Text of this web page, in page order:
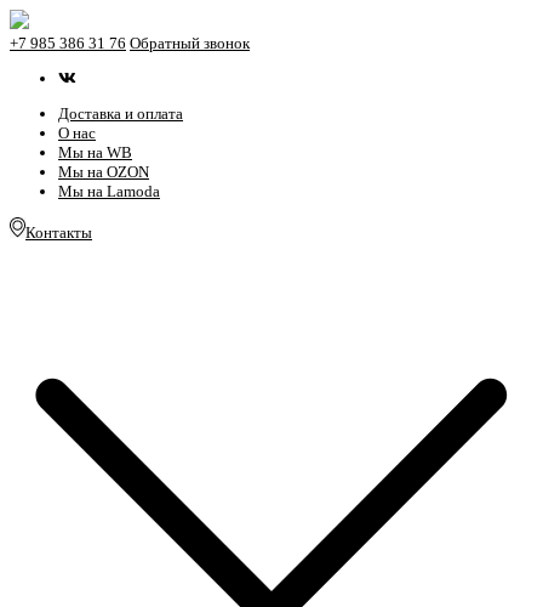
+7 985 386 31 76 Обратный звонок
Доставка и оплата
О нас
Мы на WB
Мы на OZON
Мы на Lamoda
Контакты